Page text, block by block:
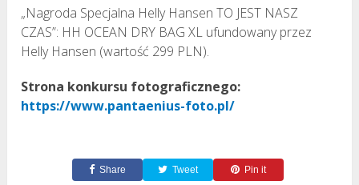
„Nagroda Specjalna Helly Hansen TO JEST NASZ
CZAS”: HH OCEAN DRY BAG XL ufundowany przez
Helly Hansen (wartość 299 PLN).
Strona konkursu fotograficznego:
https://www.pantaenius-foto.pl/
Share Tweet Pin it